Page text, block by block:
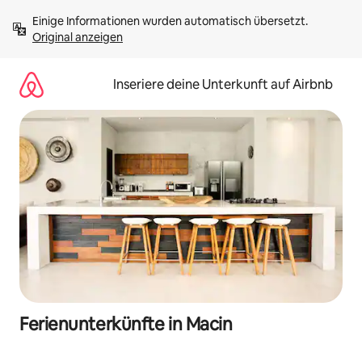
Inhalten
springenOriginal anzeigen
Inseriere deine Unterkunft auf Airbnb
Ferienunterkünfte in Macin